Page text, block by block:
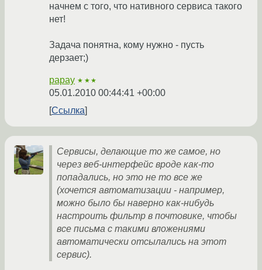
начнем с того, что нативного сервиса такого
нет!
Задача понятна, кому нужно - пусть
дерзает;)
papay ★★★
05.01.2010 00:44:41 +00:00
Ссылка
Сервисы, делающие то же самое, но
через веб-интерфейс вроде как-то
попадались, но это не то все же
(хочется автоматизации - например,
можно было бы наверно как-нибудь
настроить фильтр в почтовике, чтобы
все письма с такими вложениями
автоматически отсылались на этот
сервис).